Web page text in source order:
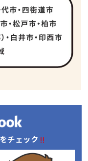
チェック